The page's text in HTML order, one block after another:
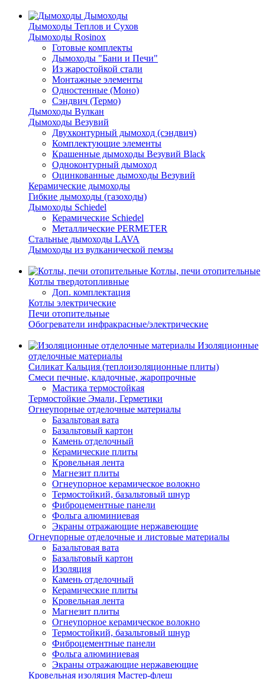
Дымоходы
Дымоходы Теплов и Сухов
Дымоходы Rosinox
Готовые комплекты
Дымоходы "Бани и Печи"
Из жаростойкой стали
Монтажные элементы
Одностенные (Моно)
Сэндвич (Термо)
Дымоходы Вулкан
Дымоходы Везувий
Двухконтурный дымоход (сэндвич)
Комплектующие элементы
Крашенные дымоходы Везувий Black
Одноконтурный дымоход
Оцинкованные дымоходы Везувий
Керамические дымоходы
Гибкие дымоходы (газоходы)
Дымоходы Schiedel
Керамические Schiedel
Металлические PERMETER
Стальные дымоходы LAVA
Дымоходы из вулканической пемзы
Котлы, печи отопительные
Котлы твердотопливные
Доп. комплектация
Котлы электрические
Печи отопительные
Обогреватели инфракрасные/электрические
Изоляционные
отделочные материалы
Силикат Кальция (теплоизоляционные плиты)
Смеси печные, кладочные, жаропрочные
Мастика термостойкая
Термостойкие Эмали, Герметики
Огнеупорные отделочные материалы
Базальтовая вата
Базальтовый картон
Камень отделочный
Керамические плиты
Кровельная лента
Магнезит плиты
Огнеупорное керамическое волокно
Термостойкий, базальтовый шнур
Фиброцементные панели
Фольга алюминиевая
Экраны отражающие нержавеющие
Огнеупорные отделочные и листовые материалы
Базальтовая вата
Базальтовый картон
Изоляция
Камень отделочный
Керамические плиты
Кровельная лента
Магнезит плиты
Огнеупорное керамическое волокно
Термостойкий, базальтовый шнур
Фиброцементные панели
Фольга алюминиевая
Экраны отражающие нержавеющие
Кровельная изоляция Мастер-флеш